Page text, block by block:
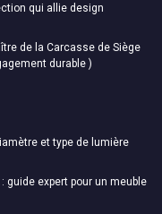
qui allie design
de la Carcasse de Siège
durable )
et type de lumière
expert pour un meuble